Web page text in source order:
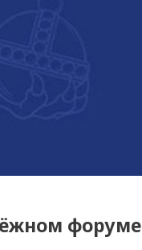
форуме